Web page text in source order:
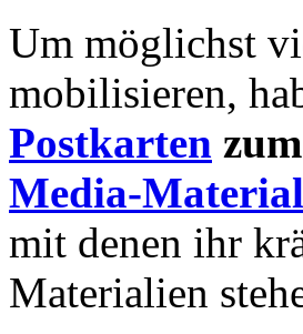
Um möglichst
mobilisieren,
Postkarten
Media-
mit denen ihr
Materialien